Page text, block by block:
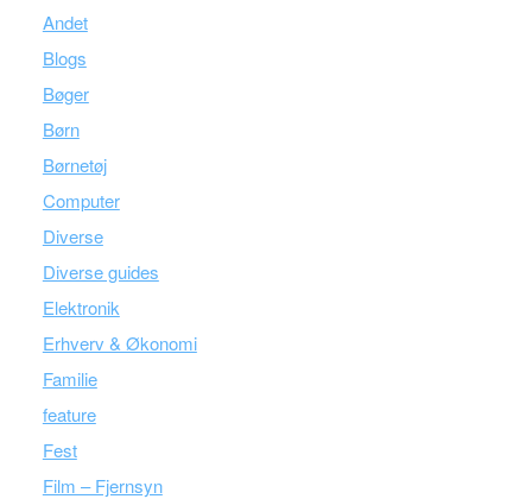
Andet
Blogs
Bøger
Børn
Børnetøj
Computer
Diverse
Diverse guides
Elektronik
Erhverv & Økonomi
Familie
feature
Fest
Film – Fjernsyn